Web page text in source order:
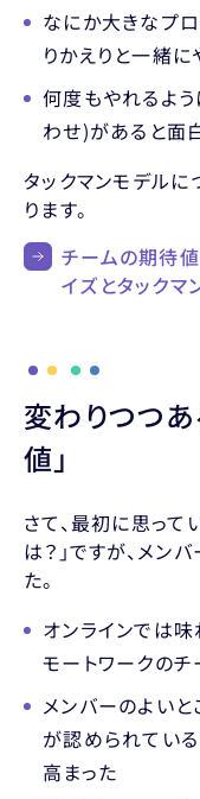
なにか大きなプ
りかえりと一緒に
何度もやれるよ
わせ)があると面
タックマンモデル
ります。
チームの期待
イズとタック
変わりつつあ
値」
さて、最初に思って
は？」ですが、メン
た。
オンラインでは
モートワークの
メンバーのよい
が認められてい
高まった